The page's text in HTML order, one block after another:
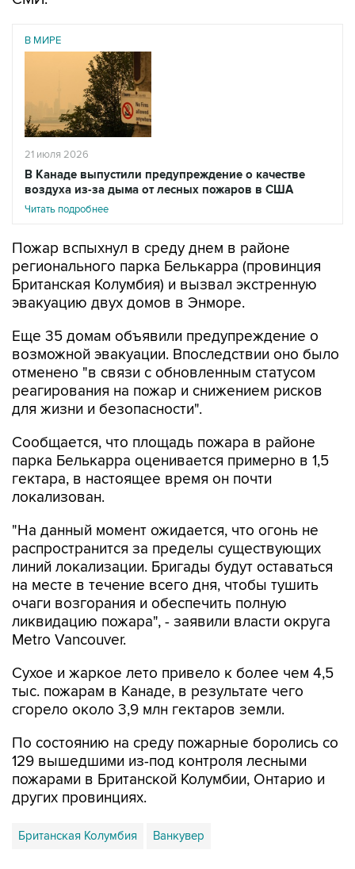
В МИРЕ
21 июля 2026
В Канаде выпустили предупреждение о качестве
воздуха из-за дыма от лесных пожаров в США
Читать подробнее
Пожар вспыхнул в среду днем в районе
регионального парка Белькарра (провинция
Британская Колумбия) и вызвал экстренную
эвакуацию двух домов в Энморе.
Еще 35 домам объявили предупреждение о
возможной эвакуации. Впоследствии оно было
отменено "в связи с обновленным статусом
реагирования на пожар и снижением рисков
для жизни и безопасности".
Сообщается, что площадь пожара в районе
парка Белькарра оценивается примерно в 1,5
гектара, в настоящее время он почти
локализован.
"На данный момент ожидается, что огонь не
распространится за пределы существующих
линий локализации. Бригады будут оставаться
на месте в течение всего дня, чтобы тушить
очаги возгорания и обеспечить полную
ликвидацию пожара", - заявили власти округа
Metro Vancouver.
Сухое и жаркое лето привело к более чем 4,5
тыс. пожарам в Канаде, в результате чего
сгорело около 3,9 млн гектаров земли.
По состоянию на среду пожарные боролись со
129 вышедшими из-под контроля лесными
пожарами в Британской Колумбии, Онтарио и
других провинциях.
Британская Колумбия Ванкувер